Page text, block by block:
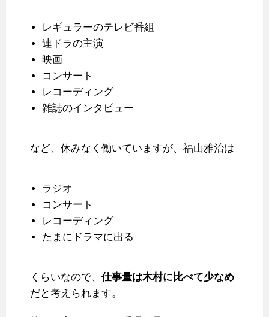
レギュラーのテレビ番組
連ドラの主演
映画
コンサート
レコーディング
雑誌のインタビュー
など、休みなく働いていますが、福山雅治は
ラジオ
コンサート
レコーディング
たまにドラマに出る
くらいなので、仕事量は木村に比べて少なめ
だと考えられます。